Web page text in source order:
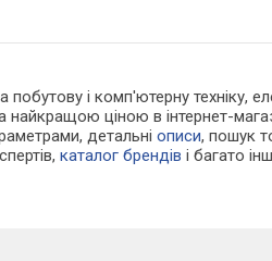
побутову і комп'ютерну
найкращою ціною в інтернет-
детальніописи, пошук
каталог брендів і багато